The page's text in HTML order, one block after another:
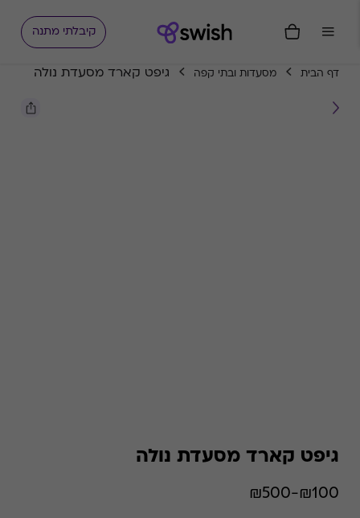
קיבלתי מתנה
דף הבית מסעדות ובתי קפה גיפט קארד מסעדת נולה
גיפט קארד מסעדת נולה
₪100-₪500